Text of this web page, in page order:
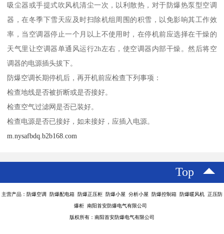
吸尘器或手提式吹风机清尘一次，以利散热，对于防爆热泵型空调
器，在冬季下雪天应及时扫除机组周围的积雪，以免影响其工作效
率，当空调器停止一个月以上不使用时，在停机前应选择在干燥的
天气里让空调器单通风运行2h左右，使空调器内部干燥。然后将空
调器的电源插头拔下。
防爆空调长期停机后，再开机前应检查下列事项：
检查地线是否被折断或是否接好。
检查空气过滤网是否已装好。
检查电源是否已接好，如未接好，应插入电源。
m.nysafbdq.b2b168.com
Top
主营产品：防爆空调 防爆配电箱 防爆正压柜 防爆小屋 分析小屋 防爆控制箱 防爆暖风机 正压防
爆柜 南阳首安防爆电气有限公司
版权所有：南阳首安防爆电气有限公司